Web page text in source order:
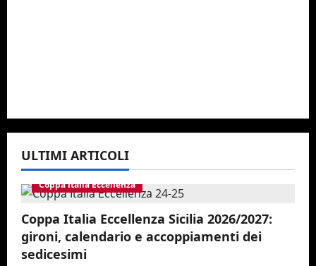
ULTIMI ARTICOLI
Coppa Italia Eccellenza
Coppa Italia Eccellenza Sicilia 2026/2027:
gironi, calendario e accoppiamenti dei
sedicesimi